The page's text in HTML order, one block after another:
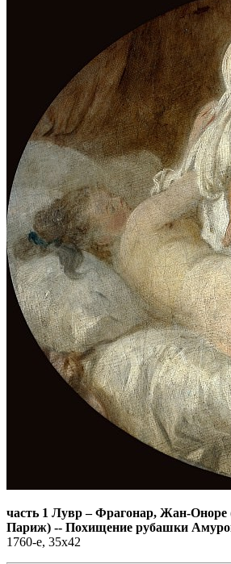
часть 1 Лувр–Фрагонар, Жан-Оноре
Париж) -- Похищение рубашки
1760-е, 35х42